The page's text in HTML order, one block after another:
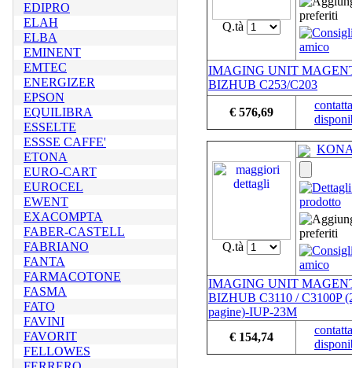
EDIPRO
ELAH
ELBA
EMINENT
EMTEC
ENERGIZER
EPSON
EQUILIBRA
ESSELTE
ESSSE CAFFE'
ETONA
EURO-CART
EUROCEL
EWENT
EXACOMPTA
FABER-CASTELL
FABRIANO
FANTA
FARMACOTONE
FASMA
FATO
FAVINI
FAVORIT
FELLOWES
Q.tà
IMAGING UNIT
BIZHUB C253/C203
€ 576,69
Q.tà
IMAGING UNIT
BIZHUB C3110 / C3100P
pagine)-IUP-23M
€ 154,74